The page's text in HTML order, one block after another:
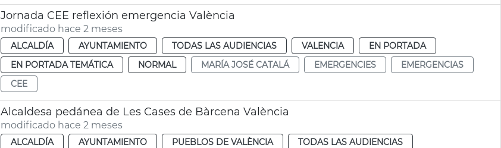
Jornada CEE reflexión emergencia València
modificado hace 2 meses
ALCALDÍA AYUNTAMIENTO TODAS LAS AUDIENCIAS VALENCIA
EN PORTADA
EN PORTADA TEMÁTICA
NORMAL MARÍA JOSÉ CATALÁ EMERGENCIES
EMERGENCIAS
CEE
Alcaldesa pedánea de Les Cases de Bàrcena València
modificado hace 2 meses
ALCALDÍA AYUNTAMIENTO PUEBLOS DE VALÈNCIA
TODAS LAS AUDIENCIAS